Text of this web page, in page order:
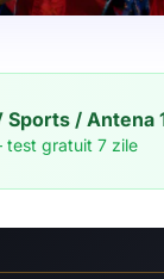
/ Antena
test gratuit 7 zile